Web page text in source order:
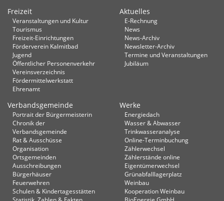
Freizeit
Veranstaltungen und Kultur
Tourismus
Freizeit-Einrichtungen
Förderverein Kalmitbad
Jugend
Öffentlicher Personenverkehr
Vereinsverzeichnis
Fördermittelwerkstatt
Ehrenamt
Aktuelles
E-Rechnung
News
News-Archiv
Newsletter-Archiv
Termine und Veranstaltungen
Jubiläum
Verbandsgemeinde
Portrait der Bürgermeisterin
Chronik der
Verbandsgemeinde
Rat & Ausschüsse
Organisation
Ortsgemeinden
Ausschreibungen
Bürgerhäuser
Feuerwehren
Schulen & Kindertagesstätten
Werke
Energiedach
Wasser & Abwasser
Trinkwasseranalyse
Online-Terminbuchung
Zählerwechsel
Zählerstände online
Eigentümerwechsel
Grünabfalllagerplatz
Weinbau
Kooperation Weinbau